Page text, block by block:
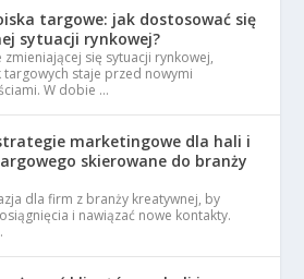
targowe: jak dostosować się
sytuacji rynkowej?
się sytuacji rynkowej,
staje przed nowymi
W dobie …
marketingowe dla hali i
skierowane do branży
dla firm z branży kreatywnej, by
i nawiązać nowe kontakty.